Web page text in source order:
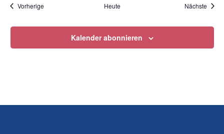
VorherigeVeranstaltungen Heute Nächste
Kalender abonnieren